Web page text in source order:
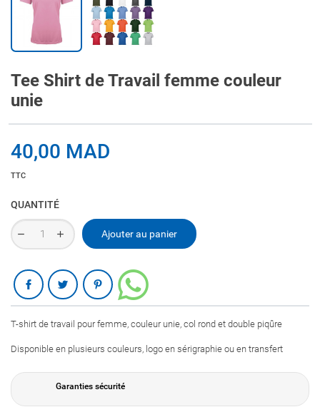
Tee Shirt de Travail femme couleur
unie
40,00 MAD
TTC
QUANTITÉ
Ajouter au panier
Partager
T-shirt de travail pour femme, couleur unie, col rond et double piqûre
Disponible en plusieurs couleurs, logo en sérigraphie ou en transfert
Garanties sécurité